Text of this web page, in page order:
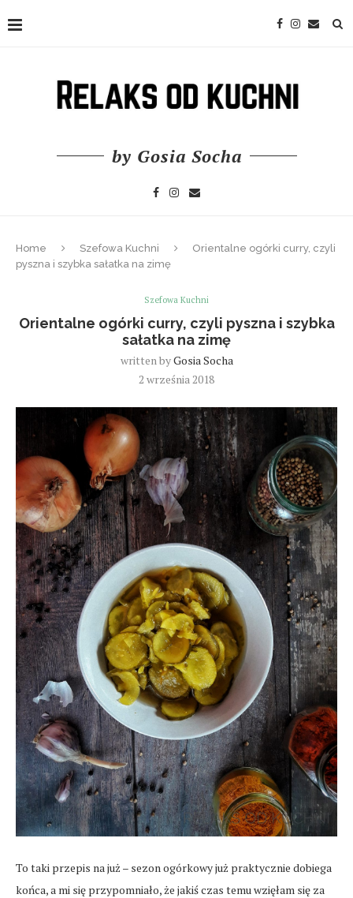
by Gosia Socha
Home Szefowa Kuchni
Orientalne ogórki curry, czyli
pyszna i szybka sałatka na zimę
Szefowa Kuchni
Orientalne ogórki curry, czyli pyszna i szybka
sałatka na zimę
written byGosia Socha
2 września 2018
To taki przepis na już – sezon ogórkowy już praktycznie dobiega
końca, a mi się przypomniało, że jakiś czas temu wzięłam się za